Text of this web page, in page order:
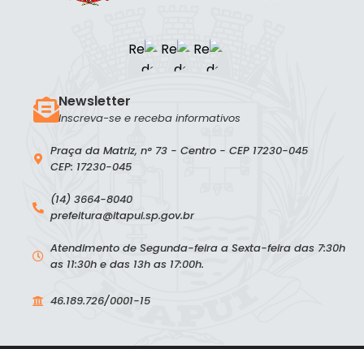
Praça da Matriz, n° 73 - Centro - CEP 17230-045
CEP: 17230-045
(14) 3664-8040
prefeitura@itapui.sp.gov.br
Atendimento de Segunda-feira a Sexta-feira das 7:30h
as 11:30h e das 13h as 17:00h.
46.189.726/0001-15
Newsletter
Inscreva-se e receba informativos